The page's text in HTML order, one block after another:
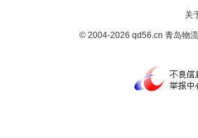
关
© 2004-2026 qd56.cn 青岛物